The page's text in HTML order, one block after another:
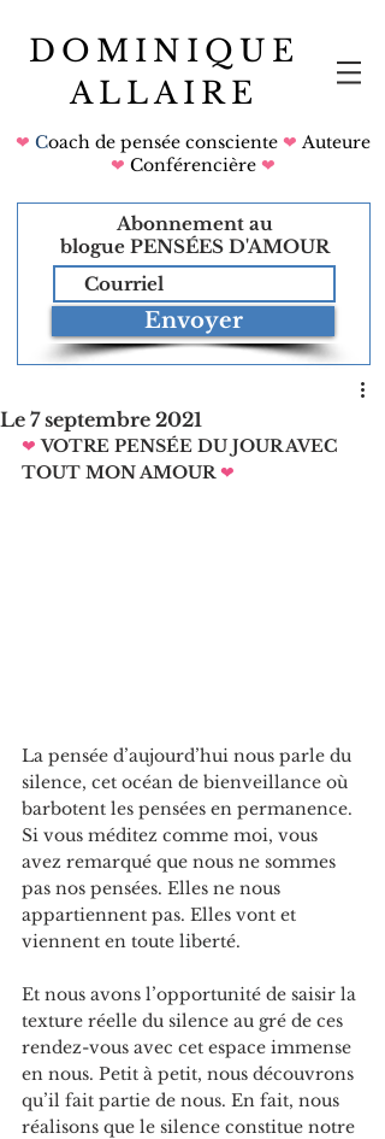
DOMINIQUE
ALLAIRE
❤ Coach de pensée consciente ❤ Auteure
❤ Conférencière ❤
Abonnement au
blogue PENSÉES D'AMOUR
Envoyer
Le 7 septembre 2021
❤ VOTRE PENSÉE DU JOUR AVEC
TOUT MON AMOUR ❤
La pensée d’aujourd’hui nous parle du
silence, cet océan de bienveillance où
barbotent les pensées en permanence.
Si vous méditez comme moi, vous
avez remarqué que nous ne sommes
pas nos pensées. Elles ne nous
appartiennent pas. Elles vont et
viennent en toute liberté.
Et nous avons l’opportunité de saisir la
texture réelle du silence au gré de ces
rendez-vous avec cet espace immense
en nous. Petit à petit, nous découvrons
qu’il fait partie de nous. En fait, nous
réalisons que le silence constitue notre